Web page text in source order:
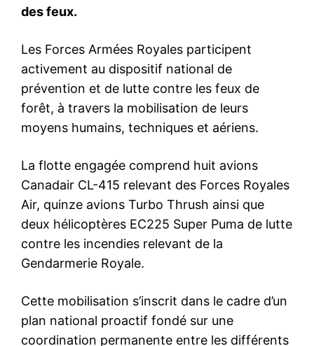
S'ABONNER MAINTENANT
Insight Publications
À propos
Nous contacter
Formules d’abonnement